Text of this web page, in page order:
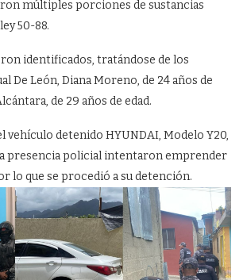
múltiples porciones de sustancias
50-88.
identificados, tratándose de los
De León, Diana Moreno, de 24 años de
de 29 años de edad.
vehículo detenido HYUNDAI, Modelo Y20,
presencia policial intentaron emprender
lo que se procedió a su detención.